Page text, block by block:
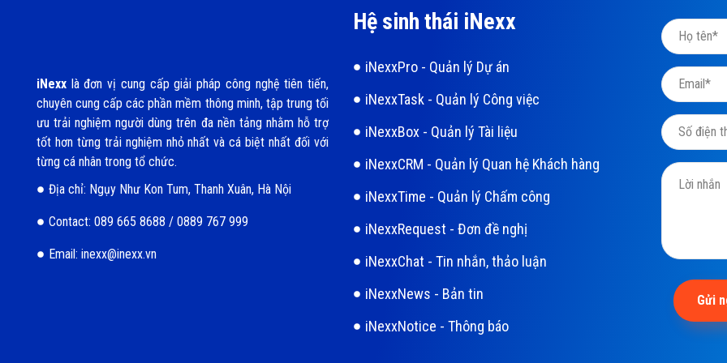
iNexx là đơn vị cung cấp giải pháp công nghệ tiên tiến,
chuyên cung cấp các phần mềm thông minh, tập trung tối
ưu trải nghiệm người dùng trên đa nền tảng nhằm hỗ trợ
tốt hơn từng trải nghiệm nhỏ nhất và cá biệt nhất đối với
từng cá nhân trong tổ chức.
Địa chỉ: Ngụy Như Kon Tum, Thanh Xuân, Hà Nội
Contact: 089 665 8688 / 0889 767 999
Email: inexx@inexx.vn
Hệ sinh thái iNexx
iNexxPro - Quản lý Dự án
iNexxTask - Quản lý Công việc
iNexxBox - Quản lý Tài liệu
iNexxCRM - Quản lý Quan hệ Khách hàng
iNexxTime - Quản lý Chấm công
iNexxRequest - Đơn đề nghị
iNexxChat - Tin nhắn, thảo luận
iNexxNews - Bản tin
iNexxNotice - Thông báo
Gửi